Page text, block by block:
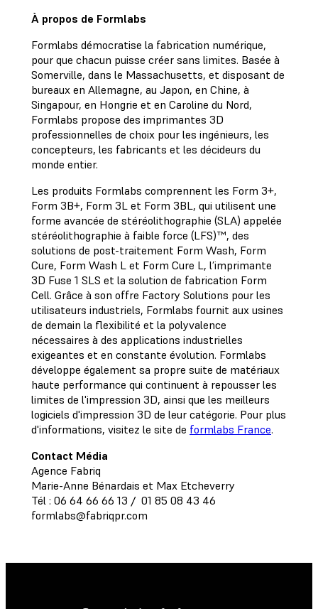
À propos de Formlabs
Formlabs démocratise la fabrication numérique,
pour que chacun puisse créer sans limites. Basée à
Somerville, dans le Massachusetts, et disposant de
bureaux en Allemagne, au Japon, en Chine, à
Singapour, en Hongrie et en Caroline du Nord,
Formlabs propose des imprimantes 3D
professionnelles de choix pour les ingénieurs, les
concepteurs, les fabricants et les décideurs du
monde entier.
Les produits Formlabs comprennent les Form 3+,
Form 3B+, Form 3L et Form 3BL, qui utilisent une
forme avancée de stéréolithographie (SLA) appelée
stéréolithographie à faible force (LFS)™, des
solutions de post-traitement Form Wash, Form
Cure, Form Wash L et Form Cure L, l’imprimante
3D Fuse 1 SLS et la solution de fabrication Form
Cell. Grâce à son offre Factory Solutions pour les
utilisateurs industriels, Formlabs fournit aux usines
de demain la flexibilité et la polyvalence
nécessaires à des applications industrielles
exigeantes et en constante évolution. Formlabs
développe également sa propre suite de matériaux
haute performance qui continuent à repousser les
limites de l'impression 3D, ainsi que les meilleurs
logiciels d'impression 3D de leur catégorie. Pour plus
d'informations, visitez le site de formlabs France.
Contact Média
Agence Fabriq
Marie-Anne Bénardais et Max Etcheverry
Tél : 06 64 66 66 13 / 01 85 08 43 46
formlabs@fabriqpr.com